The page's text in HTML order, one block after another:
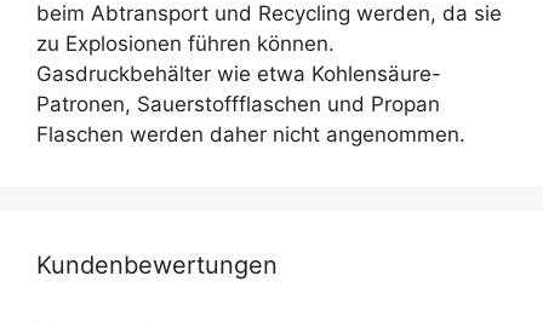
beim Abtransport und Recycling werden, da sie
zu Explosionen führen können.
Gasdruckbehälter wie etwa Kohlensäure-
Patronen, Sauerstoffflaschen und Propan
Flaschen werden daher nicht angenommen.
Kundenbewertungen